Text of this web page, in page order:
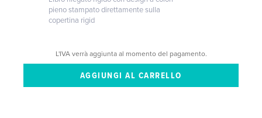
pieno stampato direttamente sulla
copertina rigid
L'IVA verrà aggiunta al momento del pagamento.